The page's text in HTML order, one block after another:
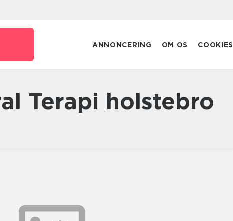
ANNONCERING OM OS COOKIES
Terapi holstebro